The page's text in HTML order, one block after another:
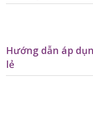
Hướng dẫn áp
lẻ